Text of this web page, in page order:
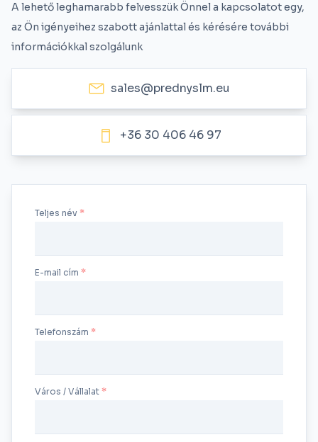
A lehető leghamarabb felvesszük Önnel a kapcsolatot egy,
az Ön igényeihez szabott ajánlattal és kérésére további
információkkal szolgálunk
sales@prednyslm.eu
+36 30 406 46 97
Teljes név
E-mail cím
Telefonszám
Város / Vállalat